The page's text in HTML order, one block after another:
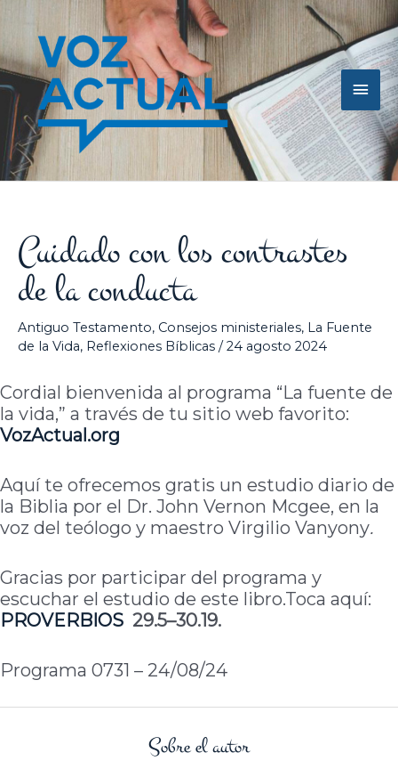
contenido
Cuidado con los contrastes
de la conducta
Antiguo Testamento, Consejos ministeriales, La Fuente
de la Vida, Reflexiones Bíblicas /24 agosto 2024
Cordial bienvenida al programa “La fuente de
la vida,” a través de tu sitio web favorito:
VozActual.org
Aquí te ofrecemos gratis un estudio diario de
la Biblia por el Dr. John Vernon Mcgee, en la
voz del teólogo y maestro Virgilio Vanyony.
Gracias por participar del programa y
escuchar el estudio de este libro.Toca aquí:
PROVERBIOS 29.5–30.19.
Programa 0731 – 24/08/24
Sobre el autor